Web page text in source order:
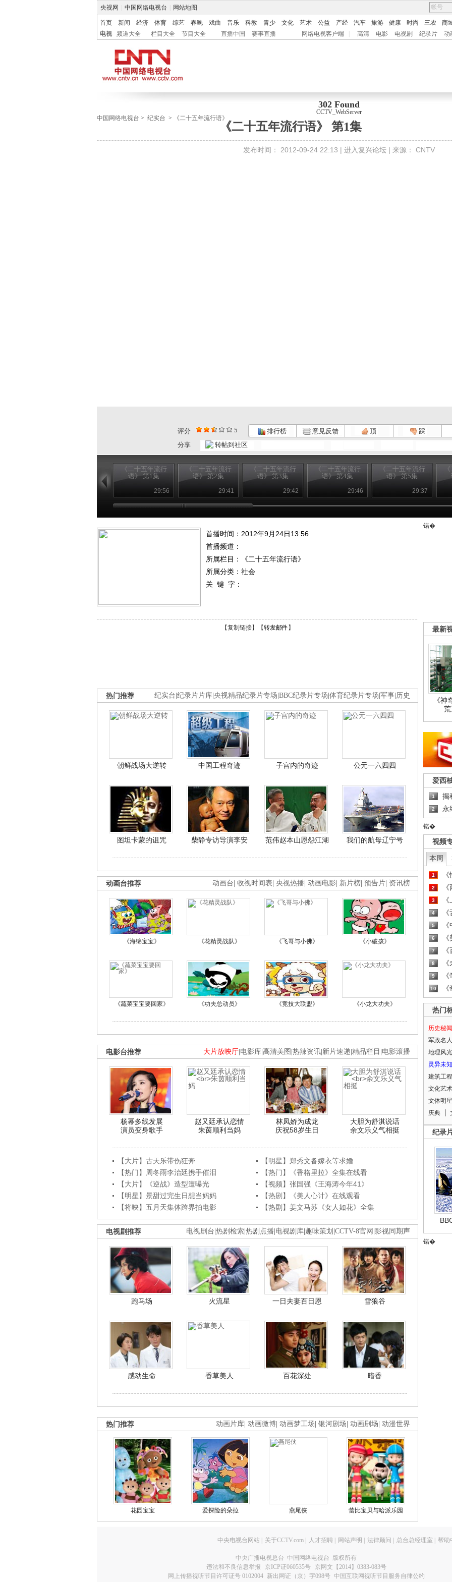
央视网 中国网络电视台 网站地图
首页 新闻 经济 体育 综艺 春晚 戏曲 音乐 科教 青少 文化 艺术 公益 产经 汽车 旅游 健康 时尚 三农
商
电视
频道大全 栏目大全 节目大全 直播中国 赛事直播 网络电视客户端 高清 电影 电视剧 纪录片 动
302 Found
CCTV_WebServer
中国网络电视台 > 纪实台 > 《二十五年流行语》
《二十五年流行语》 第1集
发布时间： 2012-09-24 22:13 | 进入复兴论坛 | 来源： CNTV
评分 5 排行榜 意见反馈 顶
踩
分享
转帖到社区
《二十五年流行
语》 第1集
29:56
《二十五年流行
语》 第2集
29:41
《二十五年流行
语》 第3集
29:42
《二十五年流行
语》 第4集
29:46
《二十五年流行
语》 第5集
29:37
首播时间：2012年9月24日13:56
首播频道：
所属栏目：
《二十五年流行语》
所属分类：社会
关 键 字：
【复制链接】【转发邮件 】
纪实台 纪录片片库 央视精品纪录片专场 BBC纪录片专场 体育纪录片专场 军事 历史
热门推荐
朝鲜战场大逆转 中国工程奇迹 子宫内的奇迹 公元一六四四
图坦卡蒙的诅咒 柴静专访导演李安 范伟赵本山恩怨江湖 我们的航母辽宁号
动画台 收视时间表 央视热播 动画电影 新片榜 预告片 资讯榜
动画台推荐
《海绵宝宝》 《花精灵战队》 《飞哥与小佛》 《小破孩》
《蔬菜宝宝要回家》 《功夫总动员》 《竞技大联盟》 《小龙大功夫》
大片放映厅 电影库 高清美图 热辣资讯 新片速递 精品栏目 电影滚播
电影台推荐
杨幂多线发展
演员变身歌手
赵又廷承认恋情
朱茵顺利当妈
林凤娇为成龙
庆祝58岁生日
大胆为舒淇说话
余文乐义气相挺
【大片】古天乐带伤狂奔
【明星】郑秀文备嫁衣等求婚
【热门】周冬雨李治廷携手催泪
【热门】《香格里拉》全集在线看
【大片】《逆战》造型遭曝光
【视频】张国强《王海涛今年41》
【明星】景甜过完生日想当妈妈
【热剧】《美人心计》在线观看
【将映】五月天集体跨界拍电影
【热剧】姜文马苏《女人如花》全集
电视剧台 热剧检索 热剧点播 电视剧库 趣味策划 CCTV-8官网 影视同期声
电视剧推荐
跑马场 火流星 一日夫妻百日恩 雪狼谷
感动生命 香草美人 百花深处 暗香
动画片库 动画微博 动画梦工场 银河剧场 动画剧场 动漫世界
热门推荐
花园宝宝 爱探险的朵拉 燕尾侠 蕾比宝贝与哈派乐园
锘�
最新
《神
爱西
1 揭
2 永
锘�
视频
本周
1
2
3
4
5
6
7
8
9
10
热门
历史秘闻
军政名人
地理风光
灵异未知
建筑工程
文化艺术
文体明星
庆典
纪录
锘�
中央电视台网站 关于CCTV.com 人才招聘 网站声明 法律顾问 总台总经理室 帮助
中央广播电视总台 中国网络电视台 版权所有
违法和不良信息举报
京ICP证060535号
京网文【2014】0383-083号
网上传播视听节目许可证号 0102004 新出网证（京）字098号 中国互联网视听节目服务自律公约